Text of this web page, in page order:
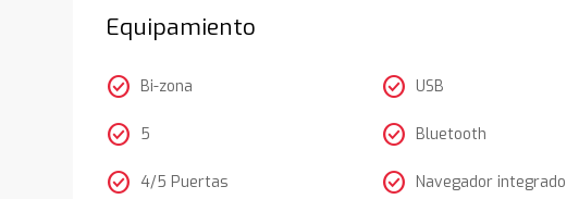
Equipamiento
check_circle Bi-zona
check_circle 5
check_circle 4/5 Puertas
check_circle USB
check_circle Bluetooth
check_circle Navegador integrado